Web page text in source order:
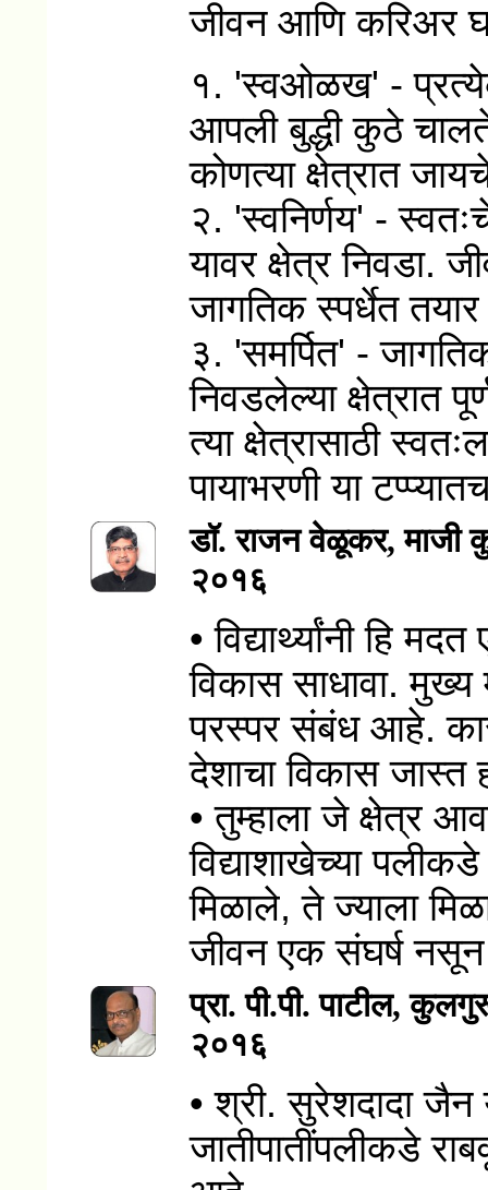
जीवन आणि करिअर
१. 'स्वओळख' -
आपली बुद्धी कुठे
कोणत्या क्षेत्रात
२. 'स्वनिर्णय' -
यावर क्षेत्र निवडा.
जागतिक स्पर्धेत तयार
३. 'समर्पित' -
निवडलेल्या क्षेत्रात
त्या क्षेत्रासाठी
पायाभरणी या
डॉ. राजन वेळूकर, माजी
२०१६
• विद्यार्थ्यांनी हि
विकास साधावा.
परस्पर संबंध आहे.
देशाचा विकास जास्त
• तुम्हाला जे क्षेत्र
विद्याशाखेच्या
मिळाले, ते ज्याला
जीवन एक संघर्ष
प्रा. पी.पी. पाटील, कुलगुरू,
२०१६
• श्री. सुरेशदादा जैन
जातीपातींपलीकडे